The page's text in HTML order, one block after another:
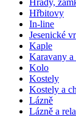
Hřbitovy
In-line
Jesenické
Kaple
Karavany
Kolo
Kostely
Kostely a
Lázně
Lázně a